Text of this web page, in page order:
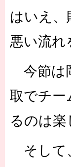
はいえ
悪い流れ
今節は
取でチー
るのは楽
そして